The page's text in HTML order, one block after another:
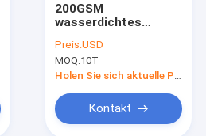
200GSM
wasserdichtes
STREICHELN nicht
das biologisch
abbaubare Gewebe
Preis:USD
MOQ:10T
Kontakt